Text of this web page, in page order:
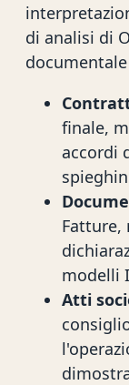
di analisi di
finale,
accordi
Fatture,
modelli
Atti